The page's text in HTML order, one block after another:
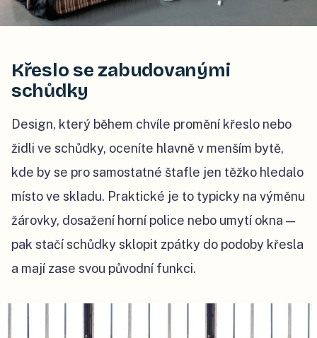
Křeslo se zabudovanými
schůdky
Design, který během chvíle promění křeslo nebo
židli ve schůdky, oceníte hlavně v menším bytě,
kde by se pro samostatné štafle jen těžko hledalo
místo ve skladu. Praktické je to typicky na výměnu
žárovky, dosažení horní police nebo umytí okna —
pak stačí schůdky sklopit zpátky do podoby křesla
a mají zase svou původní funkci.